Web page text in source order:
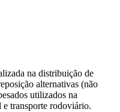
na distribuição de
alternativas (não
utilizados na
transporte rodoviário.